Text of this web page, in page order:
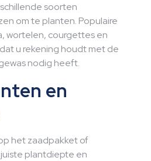
soorten
om te planten. Populaire
wortelen, courgettes en
u rekening houdt met de
nodig heeft.
en
het zaadpakket of
plantdiepte en